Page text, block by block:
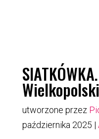
utworzone przez
października 2025 |